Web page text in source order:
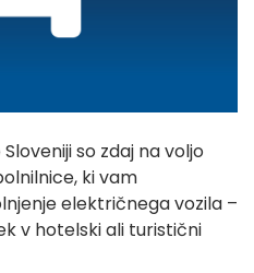
so zdaj na voljo
ki vam
električnega vozila –
v hotelski ali turistični